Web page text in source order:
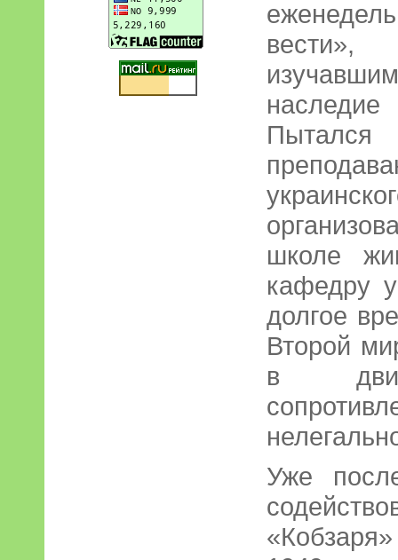
вести»,
школе
кафедру
долгое
Второй
в
Уже